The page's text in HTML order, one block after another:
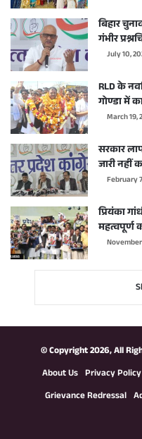
बिहार
गंभीर
July 10,
RLD के
गोण्डा में
March 19,
सरकार
जारी नहीं
February
प्रियंका
महत्वपूर्ण
© Copyright 2026, All
About Us Privacy Policy
Grievance Redressal